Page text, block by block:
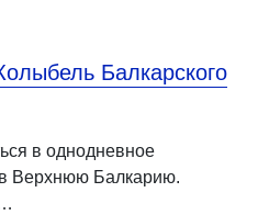
Балкарского
в однодневное
Верхнюю Балкарию.